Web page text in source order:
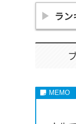
ラ